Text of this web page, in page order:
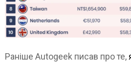
Раніше Autogeek писав про те,